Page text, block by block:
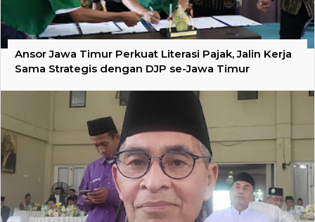
Ansor Jawa Timur Perkuat Literasi Pajak, Jalin Kerja
Sama Strategis dengan DJP se-Jawa Timur